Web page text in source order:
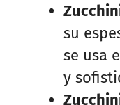
su
se usa
y